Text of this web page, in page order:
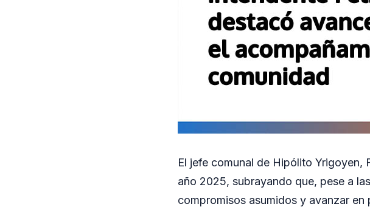
El jefe comunal de Hipólito Yrigoyen,
año 2025, subrayando que, pese a
compromisos asumidos y avanzar